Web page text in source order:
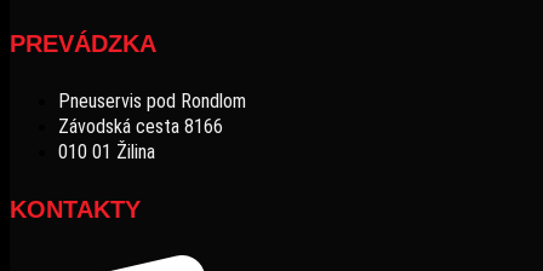
PREVÁDZKA
Pneuservis pod Rondlom
Závodská cesta 8166
010 01 Žilina
KONTAKTY